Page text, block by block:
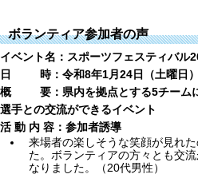
ボランティア参加者の声
イベント名：スポーツフェスティバル
日 時：令和8年1月24日（土曜日）
概 要：県内を拠点とする5チームに
選手との交流ができるイベント
活 動 内 容：参加者誘導
来場者の楽しそうな笑顔が見れ
た。ボランティアの方々とも交
なりました。（20代男性）